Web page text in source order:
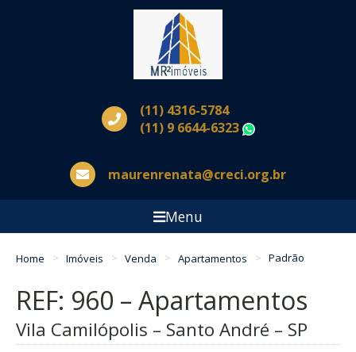
(11) 4316-5784
(11) 9 6644-6323
maurenrenata@creci.org.br
Menu
Home Imóveis Venda Apartamentos Padrão
REF: 960 – Apartamentos
Vila Camilópolis – Santo André – SP